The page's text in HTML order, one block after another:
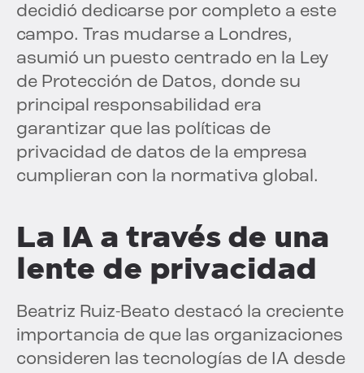
decidió dedicarse por completo a este
campo. Tras mudarse a Londres,
asumió un puesto centrado en la Ley
de Protección de Datos, donde su
principal responsabilidad era
garantizar que las políticas de
privacidad de datos de la empresa
cumplieran con la normativa global.
La IA a través de una
lente de privacidad
Beatriz Ruiz-Beato destacó la creciente
importancia de que las organizaciones
consideren las tecnologías de IA desde